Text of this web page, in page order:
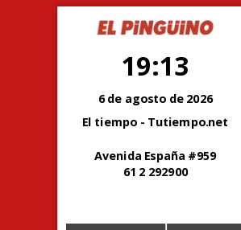
19:13
6 de agosto de 2026
El tiempo - Tutiempo.net
Avenida España #959
61 2 292900